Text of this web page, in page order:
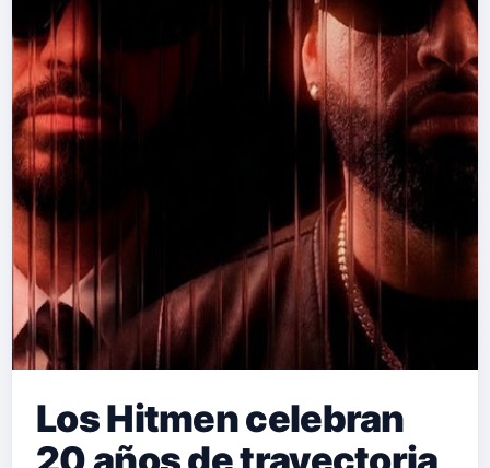
Los Hitmen celebran